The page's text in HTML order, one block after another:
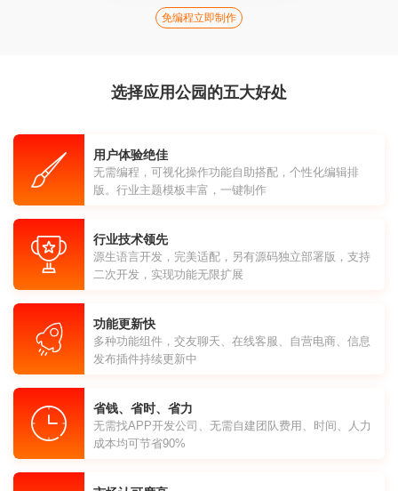
免编程立即制作
选择应用公园的五大好处
用户体验绝佳
无需编程，可视化操作功能自助搭配，个性化编辑排
版。行业主题模板丰富，一键制作
行业技术领先
源生语言开发，完美适配，另有源码独立部署版，支持
二次开发，实现功能无限扩展
功能更新快
多种功能组件，交友聊天、在线客服、自营电商、信息
发布插件持续更新中
省钱、省时、省力
无需找APP开发公司、无需自建团队费用、时间、人力
成本均可节省90%